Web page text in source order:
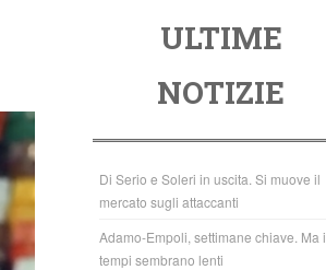
o
o
k
tt
er
at
s
A
p
p
ULTIME
NOTIZIE
Di Serio e Soleri in uscita. Si muove il
mercato sugli attaccanti
Adamo-Empoli, settimane chiave. Ma i
tempi sembrano lenti